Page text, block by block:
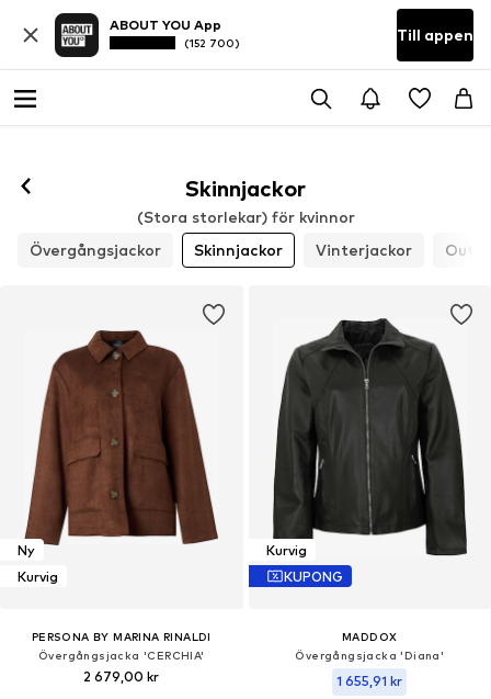
ABOUT YOU App
(152 700) Till appen
Skinnjackor
(Stora storlekar) för kvinnor
Övergångsjackor
Skinnjackor Vinterjackor
Ny
Kurvig
PERSONA BY MARINA RINALDI
Övergångsjacka 'CERCHIA'
2 679,00 kr
Kurvig
KUPONG
MADDOX
Övergångsjacka 'Diana'
1 655,91 kr